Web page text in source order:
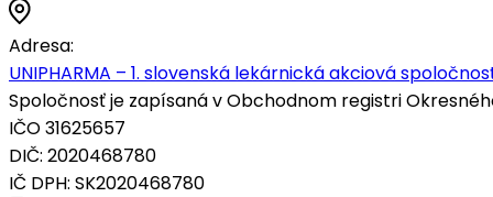
Adresa:
UNIPHARMA – 1. slovenská lekárnická akciová
Spoločnosť je zapísaná v Obchodnom registri
IČO 31625657
DIČ: 2020468780
IČ DPH: SK2020468780